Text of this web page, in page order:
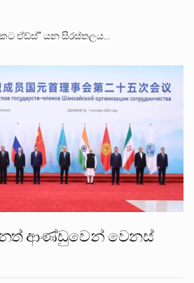
ඒඩ්ස්" යන සිරස්තලය…
ආණ්ඩුවෙන් වෙනස්